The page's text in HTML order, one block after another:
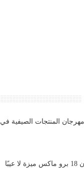
المنتجات الصيفية في